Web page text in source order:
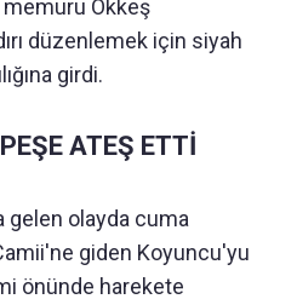
Ökkeş
düzenlemek için siyah
girdi.
ATEŞ ETTİ
gelen olayda cuma
giden Koyuncu'yu
önünde harekete